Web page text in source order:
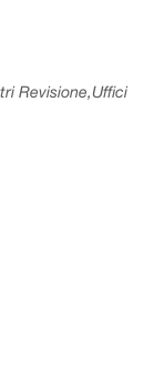
Revisione,Uffici